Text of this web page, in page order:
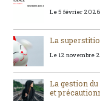
Le 5 février 2026
La
Le 12 novembre
La gestion
et